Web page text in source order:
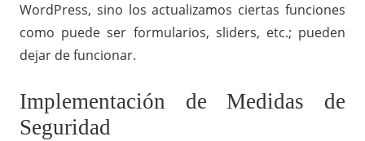
WordPress, sino los actualizamos ciertas funciones
como puede ser formularios, sliders, etc.; pueden
dejar de funcionar.
Implementación de Medidas de
Seguridad